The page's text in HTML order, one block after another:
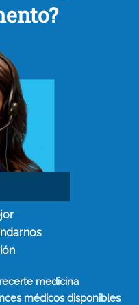
medicina
médicos disponibles